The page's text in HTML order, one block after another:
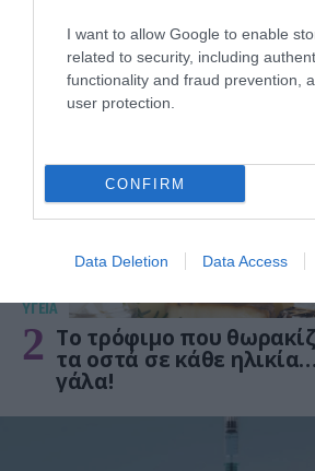
I want to allow Google to enable
related to security, including
functionality and fraud prevention,
user protection.
CONFIRM
Data Deletion Data Access
Αυτό είναι το
προστατεύει από το
ΥΓΕΙΑ
2 Το τρόφιμο που
τα οστά σε κάθε
γάλα!